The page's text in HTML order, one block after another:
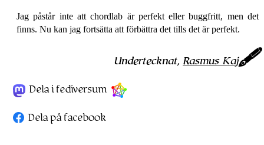
Jag påstår inte att chordlab är perfekt eller buggfritt, men det
finns. Nu kan jag fortsätta att förbättra det tills det är perfekt.
Undertecknat, Rasmus Kaj
Dela i fediversum
Dela på facebook